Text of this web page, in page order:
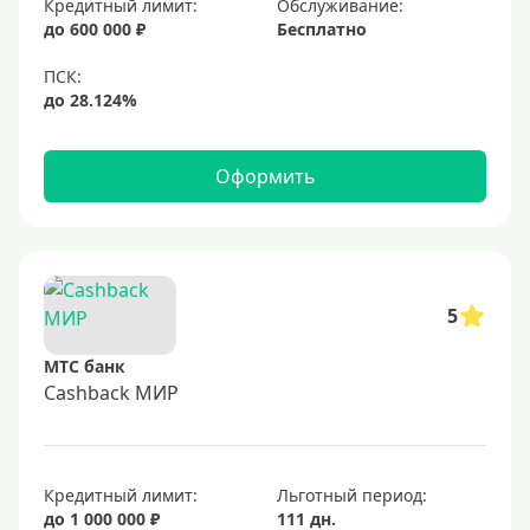
Золотые
Черные
Виртуальные
С бонусами
С кэшбэком на АЗС
С милями
Цель
Для путешествий
Кредитный лимит:
до 600 000 ₽
Обслуживание:
Бесплатно
Оформить
5
МТС банк
Cashback МИР
Кредитный лимит:
до 1 000 000 ₽
Льготный период:
111 дн.